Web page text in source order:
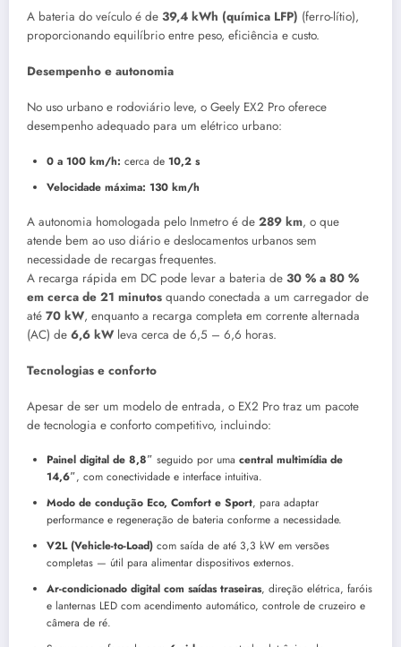
A bateria do veículo é de 39,4 kWh (química LFP) (ferro-lítio),
proporcionando equilíbrio entre peso, eficiência e custo.
Desempenho e autonomia
No uso urbano e rodoviário leve, o Geely EX2 Pro oferece
desempenho adequado para um elétrico urbano:
0 a 100 km/h: cerca de 10,2 s
Velocidade máxima: 130 km/h
A autonomia homologada pelo Inmetro é de 289 km, o que
atende bem ao uso diário e deslocamentos urbanos sem
necessidade de recargas frequentes.
A recarga rápida em DC pode levar a bateria de 30 % a 80 %
em cerca de 21 minutos quando conectada a um carregador de
até 70 kW, enquanto a recarga completa em corrente alternada
(AC) de 6,6 kW leva cerca de 6,5 – 6,6 horas.
Tecnologias e conforto
Apesar de ser um modelo de entrada, o EX2 Pro traz um pacote
de tecnologia e conforto competitivo, incluindo:
Painel digital de 8,8″ seguido por uma central multimídia de
14,6″, com conectividade e interface intuitiva.
Modo de condução Eco, Comfort e Sport, para adaptar
performance e regeneração de bateria conforme a necessidade.
V2L (Vehicle-to-Load) com saída de até 3,3 kW em versões
completas — útil para alimentar dispositivos externos.
Ar-condicionado digital com saídas traseiras, direção elétrica, faróis
e lanternas LED com acendimento automático, controle de cruzeiro e
câmera de ré.